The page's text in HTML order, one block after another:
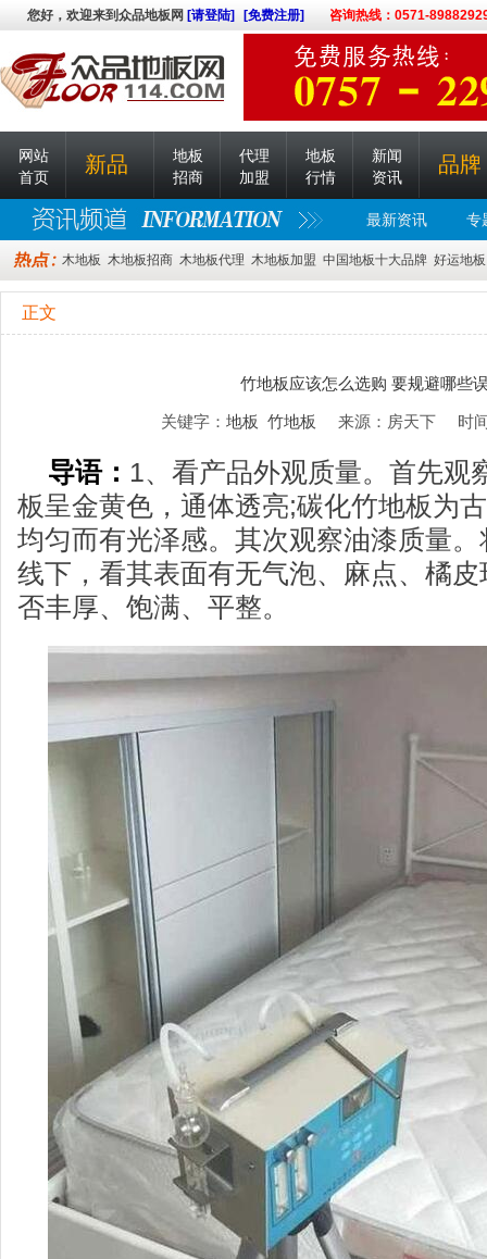
您好，欢迎来到众品地板网 [请登陆] [免费注册] 咨询热线：0571-
网站
首页
新品
地板
招商
代理
加盟
地板
行情
新闻
资讯
品牌
最新资讯 专
木地板 木地板招商 木地板代理 木地板加盟 中国地板十大品牌 好运地板
正文
竹地板应该怎么选购 要规避哪些
关键字： 地板 竹地板 来源：房天下 时间
导语： 1、看产品外观质量。首先观
板呈金黄色，通体透亮;碳化竹地板为
均匀而有光泽感。其次观察油漆质量
线下，看其表面有无气泡、麻点、橘
否丰厚、饱满、平整。